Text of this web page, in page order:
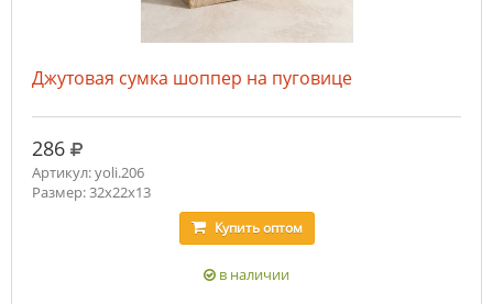
Джутовая сумка шоппер на пуговице
286 руб.
Артикул: yoli.206
Размер: 32x22x13
Купитьоптом
в наличии